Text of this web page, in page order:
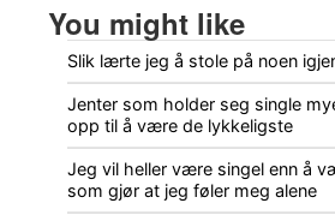
You might like
Slik lærte jeg å stole på noen
Jenter som holder seg single
opp til å være de lykkeligste
Jeg vil heller være singel enn å
som gjør at jeg føler meg alene